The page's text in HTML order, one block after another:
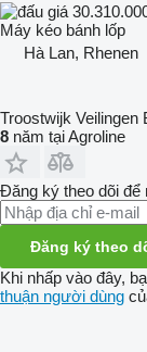
Máy kéo bánh lốp
Hà Lan, Rhenen
Troostwijk Veilingen
8 năm tại Agroline
Đăng ký theo dõi
Đăng ký theo
Khi nhấp vào đây,
thuận người dùng